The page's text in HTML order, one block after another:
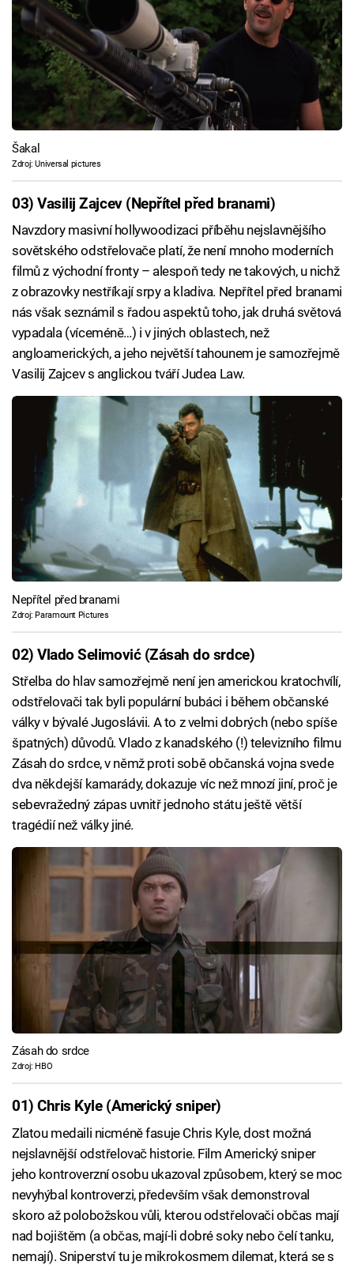
Šakal
Zdroj: Universal pictures
03) Vasilij Zajcev (Nepřítel před branami)
Navzdory masivní hollywoodizaci příběhu nejslavnějšího
sovětského odstřelovače platí, že není mnoho moderních
filmů z východní fronty – alespoň tedy ne takových, u nichž
z obrazovky nestříkají srpy a kladiva. Nepřítel před branami
nás však seznámil s řadou aspektů toho, jak druhá světová
vypadala (víceméně…) i v jiných oblastech, než
angloamerických, a jeho největší tahounem je samozřejmě
Vasilij Zajcev s anglickou tváří Judea Law.
Nepřítel před branami
Zdroj: Paramount Pictures
02) Vlado Selimović (Zásah do srdce)
Střelba do hlav samozřejmě není jen americkou kratochvílí,
odstřelovači tak byli populární bubáci i během občanské
války v bývalé Jugoslávii. A to z velmi dobrých (nebo spíše
špatných) důvodů. Vlado z kanadského (!) televizního filmu
Zásah do srdce, v němž proti sobě občanská vojna svede
dva někdejší kamarády, dokazuje víc než mnozí jiní, proč je
sebevražedný zápas uvnitř jednoho státu ještě větší
tragédií než války jiné.
Zásah do srdce
Zdroj: HBO
01) Chris Kyle (Americký sniper)
Zlatou medaili nicméně fasuje Chris Kyle, dost možná
nejslavnější odstřelovač historie. Film Americký sniper
jeho kontroverzní osobu ukazoval způsobem, který se moc
nevyhýbal kontroverzi, především však demonstroval
skoro až polobožskou vůli, kterou odstřelovači občas mají
nad bojištěm (a občas, mají-li dobré soky nebo čelí tanku,
nemají). Sniperství tu je mikrokosmem dilemat, která se s